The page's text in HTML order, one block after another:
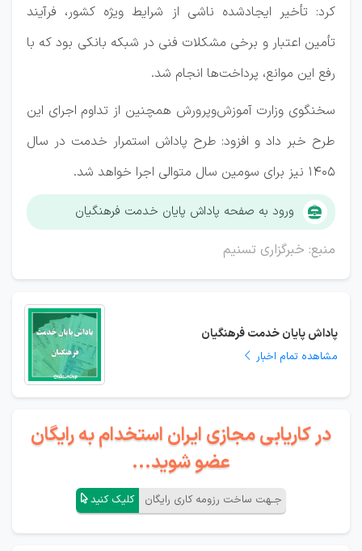
کرد: تأخیر ایجادشده ناشی از شرایط ویژه کشور، فرآیند
تأمین اعتبار و برخی مشکلات فنی در شبکه بانکی بود که با
رفع این موانع، پرداخت‌ها انجام شد.
سخنگوی وزارت آموزش‌وپرورش همچنین از تداوم اجرای این
طرح خبر داد و افزود: طرح پاداش استمرار خدمت در سال
1405 نیز برای سومین سال متوالی اجرا خواهد شد.
ورود به صفحه پاداش پایان خدمت فرهنگیان
منبع: خبرگزاری تسنیم
پاداش پایان خدمت فرهنگیان
مشاهده تمام اخبار
در کاریابی مجازی ایران استخدام به رایگان
عضو شوید...
جـهت ساخت رزومه کاری رایگان کلیک کنید